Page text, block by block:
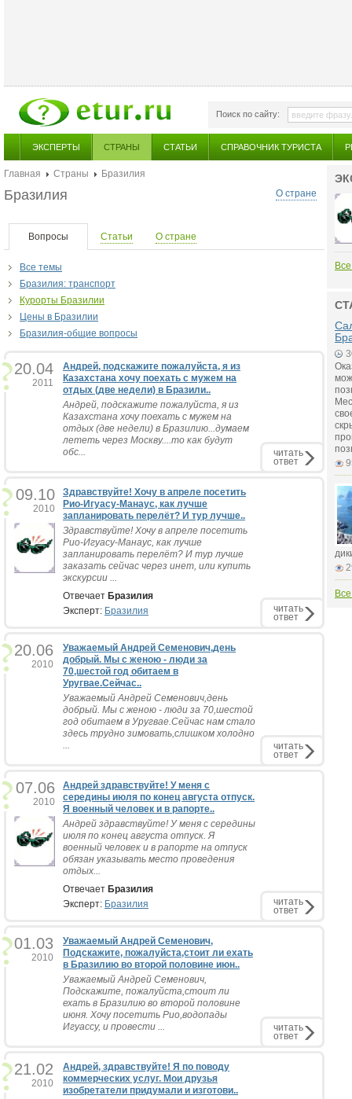
Поиск по сайту:
ЭКСПЕРТЫ СТРАНЫ СТАТЬИ СПРАВОЧНИК ТУРИСТА
Главная Страны
Бразилия
О стране
Бразилия
Вопросы Статьи О стране
Все темы
Бразилия: транспорт
Курорты Бразилии
Цены в Бразилии
Бразилия-общие вопросы
20.04
2011
Андрей, подскажите пожалуйста, я из
Казахстана хочу поехать с мужем на
отдых (две недели) в Бразили..
Андрей, подскажите пожалуйста, я из
Казахстана хочу поехать с мужем на
отдых (две недели) в Бразилию...думаем
лететь через Москву....то как будут
обс...
читать
ответ
09.10
2010
Здравствуйте! Хочу в апреле посетить
Рио-Игуасу-Манаус, как лучше
запланировать перелёт? И тур лучше..
Здравствуйте! Хочу в апреле посетить
Рио-Игуасу-Манаус, как лучше
запланировать перелёт? И тур лучше
заказать сейчас через инет, или купить
экскурсии ...
Отвечает Бразилия
Эксперт: Бразилия читать
ответ
20.06
2010
Уважаемый Андрей Семенович,день
добрый. Мы с женою - люди за
70,шестой год обитаем в
Уругвае.Сейчас..
Уважаемый Андрей Семенович,день
добрый. Мы с женою - люди за 70,шестой
год обитаем в Уругвае.Сейчас нам стало
здесь трудно зимовать,слишком холодно
...
читать
ответ
07.06
2010
Андрей здравствуйте! У меня с
середины июля по конец августа отпуск.
Я военный человек и в рапорте..
Андрей здравствуйте! У меня с середины
июля по конец августа отпуск. Я
военный человек и в рапорте на отпуск
обязан указывать место проведения
отдых...
Отвечает Бразилия
Эксперт: Бразилия читать
ответ
01.03
2010
Уважаемый Андрей Семенович,
Подскажите, пожалуйста,стоит ли ехать
в Бразилию во второй половине июн..
Уважаемый Андрей Семенович,
Подскажите, пожалуйста,стоит ли
ехать в Бразилию во второй половине
июня. Хочу посетить Рио,водопады
Игуассу, и провести ...
читать
ответ
21.02
2010
Андрей, здравствуйте! Я по поводу
коммерческих услуг. Мои друзья
изобретатели придумали и изготови..